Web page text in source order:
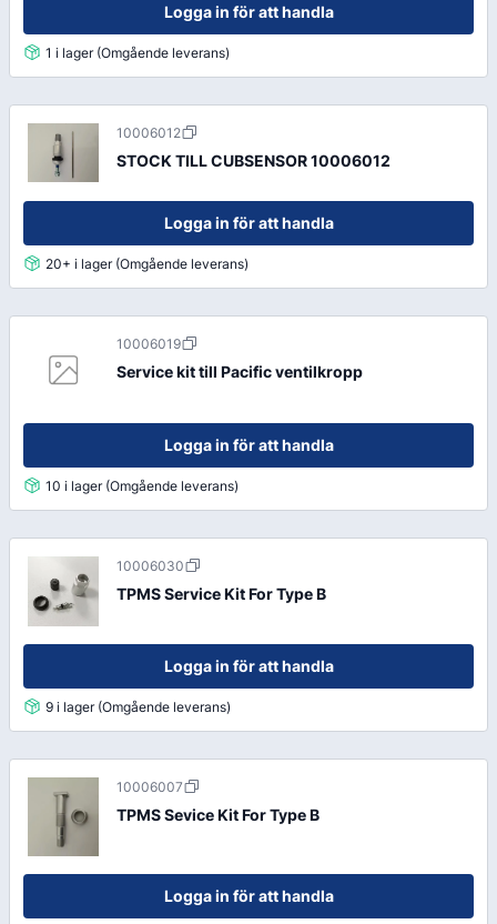
Logga in för att handla
1 i lager (Omgående leverans)
10006012
STOCK TILL CUBSENSOR 10006012
Logga in för att handla
20+ i lager (Omgående leverans)
10006019
Service kit till Pacific ventilkropp
Logga in för att handla
10 i lager (Omgående leverans)
10006030
TPMS Service Kit For Type B
Logga in för att handla
9 i lager (Omgående leverans)
10006007
TPMS Sevice Kit For Type B
Logga in för att handla